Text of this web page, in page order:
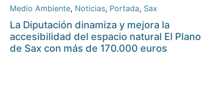
Medio Ambiente, Noticias, Portada, Sax
La Diputación dinamiza y mejora la
accesibilidad del espacio natural El Plano
de Sax con más de 170.000 euros